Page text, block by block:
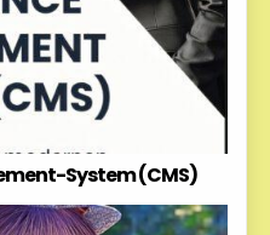
System (CMS)